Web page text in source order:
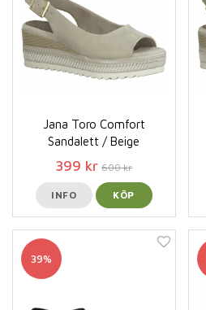
Jana Toro Comfort
Sandalett / Beige
399 kr 600 kr
INFO KÖP
39%